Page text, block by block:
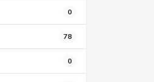
0
78
0